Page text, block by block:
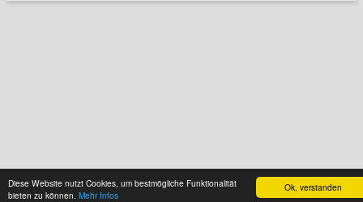
Ok, verstanden
Diese Website nutzt Cookies, um bestmögliche Funktionalität
bieten zu können. Mehr Infos